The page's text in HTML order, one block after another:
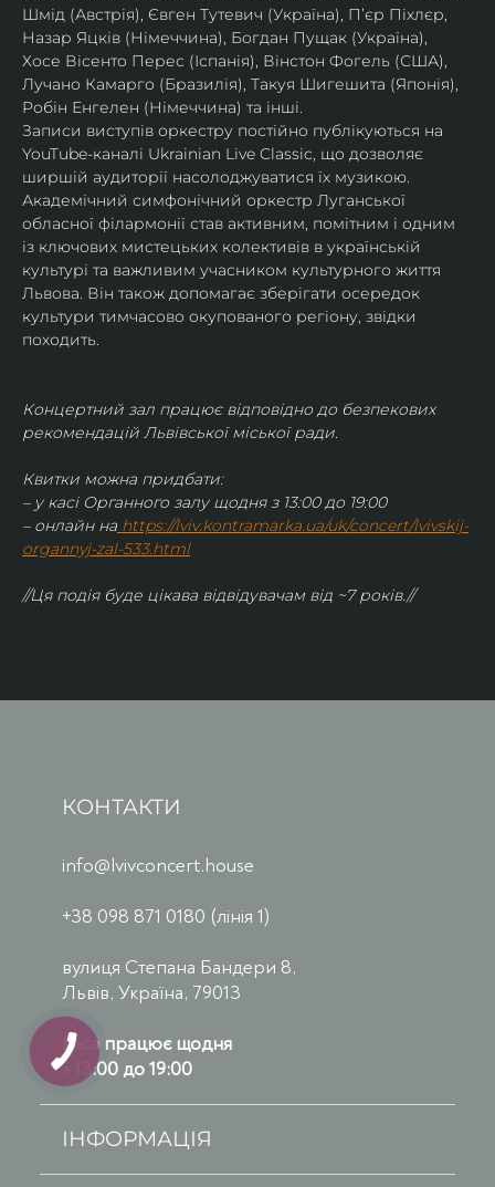
Шмід (Австрія), Євген Тутевич (Україна), П’єр Піхлєр,
Назар Яцків (Німеччина), Богдан Пущак (Україна),
Хосе Вісенто Перес (Іспанія), Вінстон Фогель (США),
Лучано Камарго (Бразилія), Такуя Шигешита (Японія),
Робін Енгелен (Німеччина) та інші.
Записи виступів оркестру постійно публікуються на
YouTube-каналі Ukrainian Live Classic, що дозволяє
ширшій аудиторії насолоджуватися їх музикою​.
Академічний симфонічний оркестр Луганської
обласної філармонії став активним, помітним і одним
із ключових мистецьких колективів в українській
культурі та важливим учасником культурного життя
Львова. Він також допомагає зберігати осередок
культури тимчасово окупованого регіону, звідки
походить.
Концертний зал працює відповідно до безпекових
рекомендацій Львівської міської ради.
Квитки можна придбати:
– у касі Органного залу щодня з 13:00 до 19:00
– онлайн на https://lviv.kontramarka.ua/uk/concert/lvivskij-
organnyj-zal-533.html
//Ця подія буде цікава відвідувачам від ~7 років.//
КОНТАКТИ
info@lvivconcert.house
+38 098 871 0180 (лінія 1)
вулиця Степана Бандери 8,
Львів, Україна, 79013
Каса працює щодня
з 13:00 до 19:00
ІНФОРМАЦІЯ